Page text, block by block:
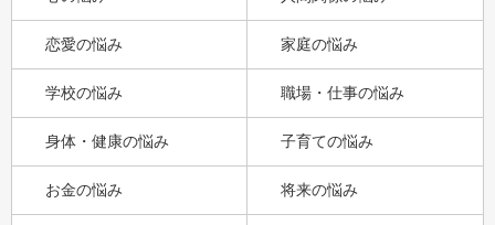
恋愛の悩み 家庭の悩み
学校の悩み 職場・仕事の悩み
身体・健康の悩み 子育ての悩み
お金の悩み 将来の悩み